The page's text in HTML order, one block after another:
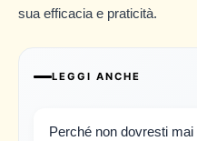
sua efficacia e praticità.
LEGGI ANCHE
Perché non dovresti mai